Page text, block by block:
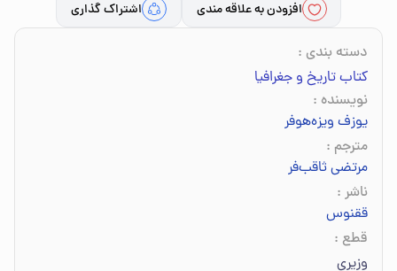
افزودن به علاقه مندی اشتراک گذاری
دسته بندی :
کتاب تاریخ و جغرافیا
نویسنده :
یوزف ویزه‌هوفر
مترجم :
مرتضی ثاقب‌فر
ناشر :
ققنوس
قطع :
وزیری